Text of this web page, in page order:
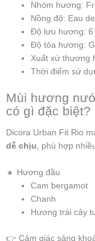
Nhóm hương:
Nồng độ: Eau
Độ lưu hương: 6
Độ tỏa hương:
Xuất xứ thương
Thời điểm sử
Mùi hương
có gì đặc biệt?
Dicora Urban Fit Rio
dễ chịu, phù hợp
🔸 Hương đầu
Cam bergamot
Chanh
Hương trái cây
👉 Cảm giác sảng